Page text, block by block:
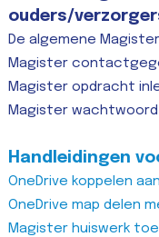
ouders/
De algemene
Magister
Magister opdracht
Magister
Handleidingen
OneDrive koppelen
OneDrive map delen
Magister huiswerk